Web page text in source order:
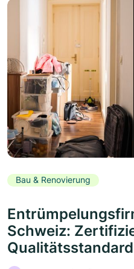
Bau & Renovierung
Schweiz: